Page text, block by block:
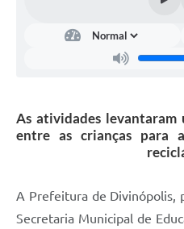
As atividades levantaram
entre as crianças para
A Prefeitura de Divinópolis,
Secretaria Municipal de